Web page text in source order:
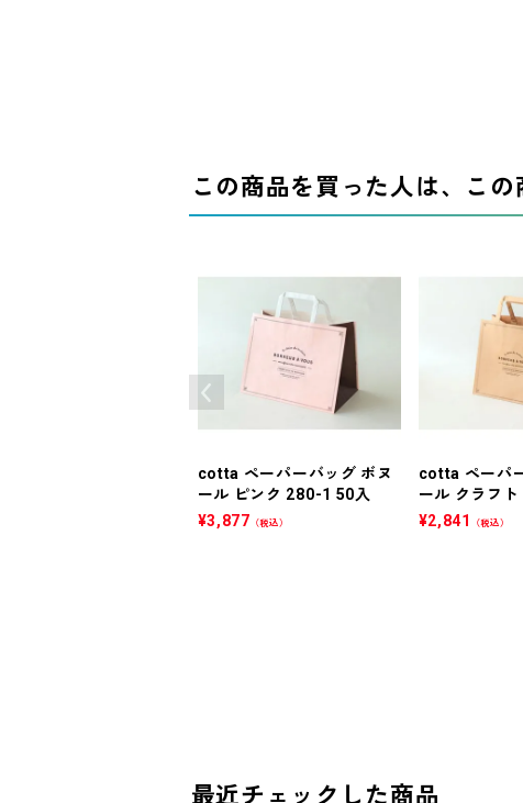
この商品を買った人は、こ
cotta ペーパーバッグ ボヌ
ール ピンク 280-1 50入
¥3,877 （税込）
cotta ペーパ
ール クラフ
¥2,841 （税込）
最近チェックした商品